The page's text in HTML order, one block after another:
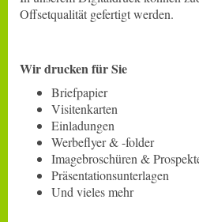
Offsetqualität gefertigt werden.
Wir drucken für Sie
Briefpapier
Visitenkarten
Einladungen
Werbeflyer & -folder
Imagebroschüren &
Präsentationsunterlagen
Und vieles mehr